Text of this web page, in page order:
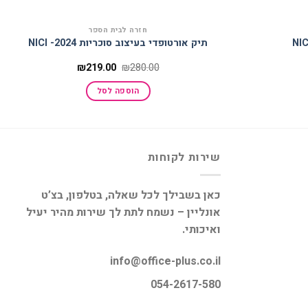
חזרה לבית הספר
תיק אורטופדי בעיצוב סוכריות 2024- NICI
₪280.00 המחיר
היה:
₪280.00.
₪219.00
הוספה לסל
שירות לקוחות
כאן בשבילך לכל שאלה, בטלפון, בצ’ט
אונליין – נשמח לתת לך שירות מהיר יעיל
ואיכותי.
info@office-plus.co.il
054-2617-580